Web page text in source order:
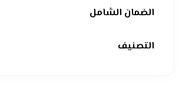
الضمان الشامل
التصنيف